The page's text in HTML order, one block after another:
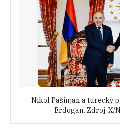
Nikol Pašinjan a turecký
Erdogan. Zdroj: X/